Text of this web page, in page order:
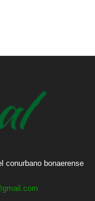
conurbano bonaerense